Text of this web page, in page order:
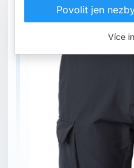
Povolit jen
Více